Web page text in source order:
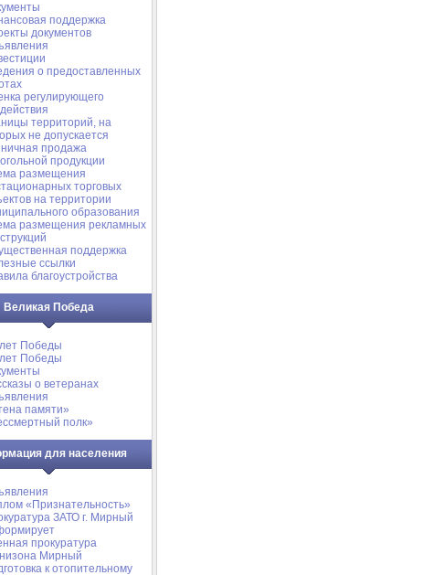
поддержка
документов
о предоставленных
регулирующего
территорий, на
не допускается
продажа
продукции
размещения
торговых
на территории
образования
размещения рекламных
поддержка
ссылки
благоустройства
Великая Победа
Победы
Победы
о ветеранах
памяти»
полк»
для населения
«Признательность»
ЗАТО г. Мирный
прокуратура
Мирный
к отопительному